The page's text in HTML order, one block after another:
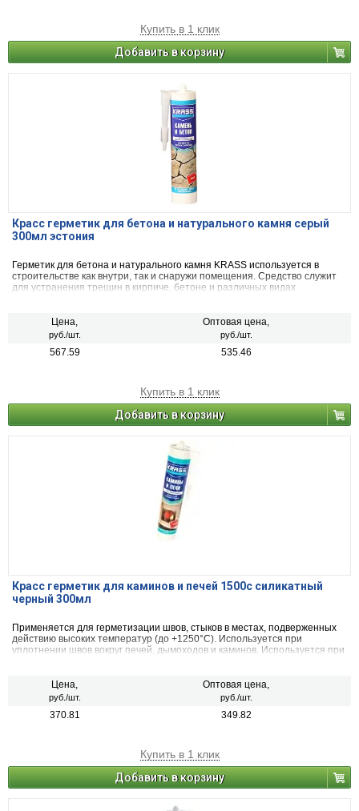
Купить в 1 клик
Добавить в корзину
Красс герметик для бетона и натурального камня серый
300мл эстония
Герметик для бетона и натурального камня KRASS используется в
строительстве как внутри, так и снаружи помещения. Средство служит
для устранения трещин в кирпиче, бетоне и различных видах
выдерживает деформации и негативное воздействие влаги,
ультрафиолетового излучения и перепадов температур.
Цена,
руб./шт.
Оптовая цена,
руб./шт.
567.59 535.46
Купить в 1 клик
Добавить в корзину
Красс герметик для каминов и печей 1500с силикатный
черный 300мл
Применяется для герметизации швов, стыков в местах, подверженных
действию высоких температур (до +1250°С). Используется при
уплотнении швов вокруг печей, дымоходов и каминов. Используется при
Цена,
руб./шт.
Оптовая цена,
руб./шт.
370.81 349.82
Купить в 1 клик
Добавить в корзину